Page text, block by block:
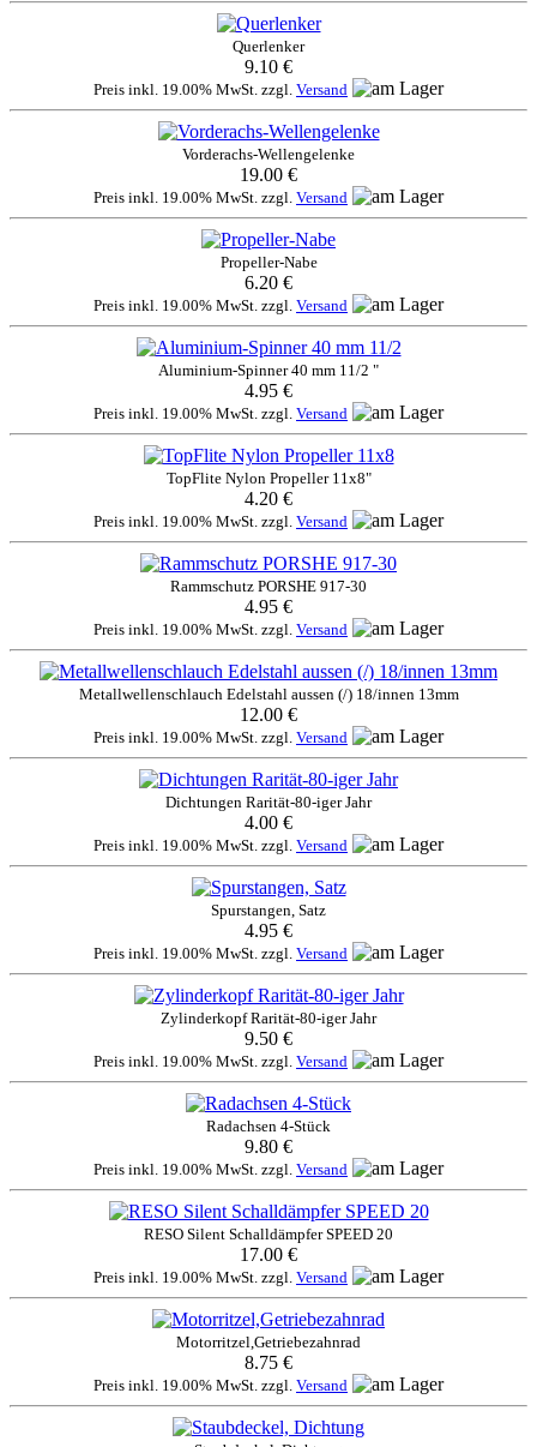
Querlenker
9.10 €
Preis inkl. 19.00% MwSt. zzgl. Versand
Vorderachs-Wellengelenke
19.00 €
Preis inkl. 19.00% MwSt. zzgl. Versand
Propeller-Nabe
6.20 €
Preis inkl. 19.00% MwSt. zzgl. Versand
Aluminium-Spinner 40 mm 11/2 "
4.95 €
Preis inkl. 19.00% MwSt. zzgl. Versand
TopFlite Nylon Propeller 11x8"
4.20 €
Preis inkl. 19.00% MwSt. zzgl. Versand
Rammschutz PORSHE 917-30
4.95 €
Preis inkl. 19.00% MwSt. zzgl. Versand
Metallwellenschlauch Edelstahl aussen (/) 18/innen 13mm
12.00 €
Preis inkl. 19.00% MwSt. zzgl. Versand
Dichtungen Rarität-80-iger Jahr
4.00 €
Preis inkl. 19.00% MwSt. zzgl. Versand
Spurstangen, Satz
4.95 €
Preis inkl. 19.00% MwSt. zzgl. Versand
Zylinderkopf Rarität-80-iger Jahr
9.50 €
Preis inkl. 19.00% MwSt. zzgl. Versand
Radachsen 4-Stück
9.80 €
Preis inkl. 19.00% MwSt. zzgl. Versand
RESO Silent Schalldämpfer SPEED 20
17.00 €
Preis inkl. 19.00% MwSt. zzgl. Versand
Motorritzel,Getriebezahnrad
8.75 €
Preis inkl. 19.00% MwSt. zzgl. Versand